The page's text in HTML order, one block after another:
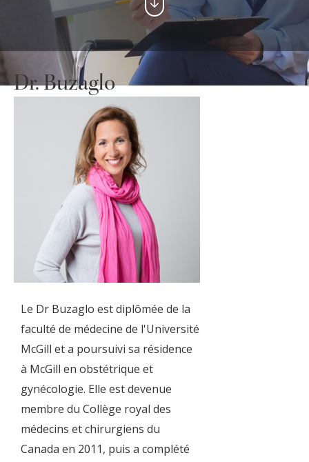
Dr. Buzaglo
Le Dr Buzaglo est diplômée de la
faculté de médecine de l'Université
McGill et a poursuivi sa résidence
à McGill en obstétrique et
gynécologie. Elle est devenue
membre du Collège royal des
médecins et chirurgiens du
Canada en 2011, puis a complété